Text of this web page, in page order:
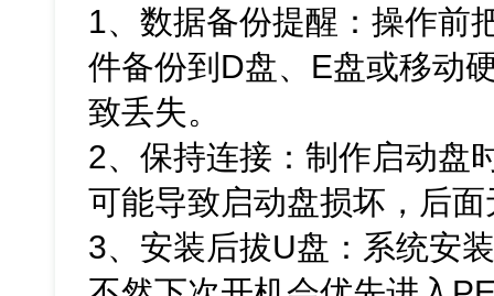
1、数据备份提醒：操作前
件备份到D盘、E盘或移动
致丢失。
2、保持连接：制作启动盘
可能导致启动盘损坏，后
3、安装后拔U盘：系统安